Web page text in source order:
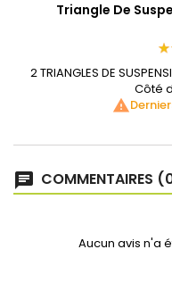
Triangle De
2 TRIANGLES DE
Côté
warning
COMMENTAIRES
Aucun avis n'a